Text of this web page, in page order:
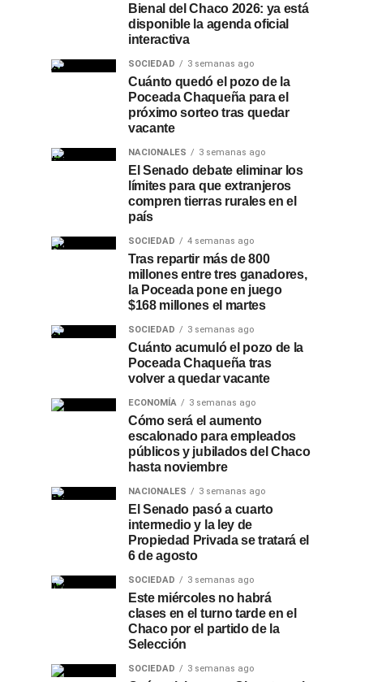
Bienal del Chaco 2026: ya está
disponible la agenda oficial
interactiva
SOCIEDAD 3 semanas ago
Cuánto quedó el pozo de la
Poceada Chaqueña para el
próximo sorteo tras quedar
vacante
NACIONALES 3 semanas ago
El Senado debate eliminar los
límites para que extranjeros
compren tierras rurales en el
país
SOCIEDAD 4 semanas ago
Tras repartir más de 800
millones entre tres ganadores,
la Poceada pone en juego
$168 millones el martes
SOCIEDAD 3 semanas ago
Cuánto acumuló el pozo de la
Poceada Chaqueña tras
volver a quedar vacante
ECONOMÍA 3 semanas ago
Cómo será el aumento
escalonado para empleados
públicos y jubilados del Chaco
hasta noviembre
NACIONALES 3 semanas ago
El Senado pasó a cuarto
intermedio y la ley de
Propiedad Privada se tratará el
6 de agosto
SOCIEDAD 3 semanas ago
Este miércoles no habrá
clases en el turno tarde en el
Chaco por el partido de la
Selección
SOCIEDAD 3 semanas ago